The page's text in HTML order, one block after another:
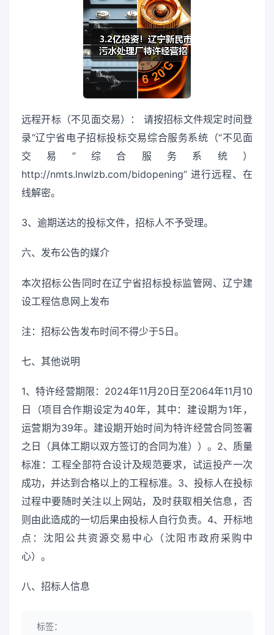
远程开标（不见面交易）： 请按招标文件规定时间登
录“辽宁省电子招标投标交易综合服务系统（“不见面
交易”综合服务系统）
http://nmts.lnwlzb.com/bidopening” 进行远程、在
线解密。
3、逾期送达的投标文件，招标人不予受理。
六、发布公告的媒介
本次招标公告同时在辽宁省招标投标监管网、辽宁建
设工程信息网上发布
注：招标公告发布时间不得少于5日。
七、其他说明
1、特许经营期限：2024年11月20日至2064年11月10
日（项目合作期设定为40年，其中：建设期为1年，
运营期为39年。建设期开始时间为特许经营合同签署
之日（具体工期以双方签订的合同为准））。2、质量
标准：工程全部符合设计及规范要求，试运投产一次
成功，并达到合格以上的工程标准。3、投标人在投标
过程中要随时关注以上网站，及时获取相关信息，否
则由此造成的一切后果由投标人自行负责。4、开标地
点：沈阳公共资源交易中心（沈阳市政府采购中
心）。
八、招标人信息
标签：